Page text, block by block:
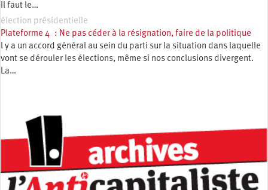
Il faut le…
élection présidentielle
Plateforme 4 : Ne pas céder à la résignation, faire de la politique
l y a un accord général au sein du parti sur la situation dans laquelle
vont se dérouler les élections, même si nos conclusions divergent.
La…